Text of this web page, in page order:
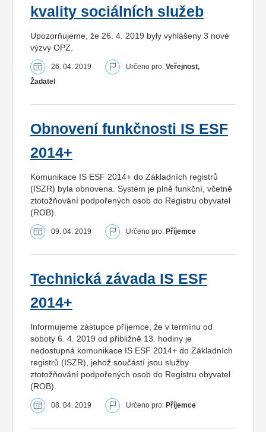
kvality sociálních služeb
Upozorňujeme, že 26. 4. 2019 byly vyhlášeny 3 nové
výzvy OPZ.
26. 04. 2019 Určeno pro: Veřejnost,
Žadatel
Obnovení funkčnosti IS ESF
2014+
Komunikace IS ESF 2014+ do Základních registrů
(ISZR) byla obnovena. Systém je plně funkční, včetně
ztotožňování podpořených osob do Registru obyvatel
(ROB).
09. 04. 2019 Určeno pro: Příjemce
Technická závada IS ESF
2014+
Informujeme zástupce příjemce, že v termínu od
soboty 6. 4. 2019 od přibližně 13. hodiny je
nedostupná komunikace IS ESF 2014+ do Základních
registrů (ISZR), jehož součástí jsou služby
ztotožňování podpořených osob do Registru obyvatel
(ROB).
08. 04. 2019 Určeno pro: Příjemce